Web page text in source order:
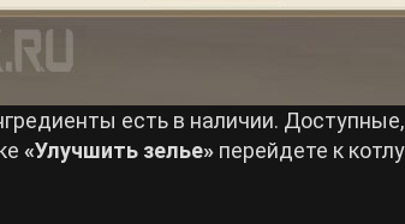
есть в наличии.
«Улучшить зелье» перейдете к